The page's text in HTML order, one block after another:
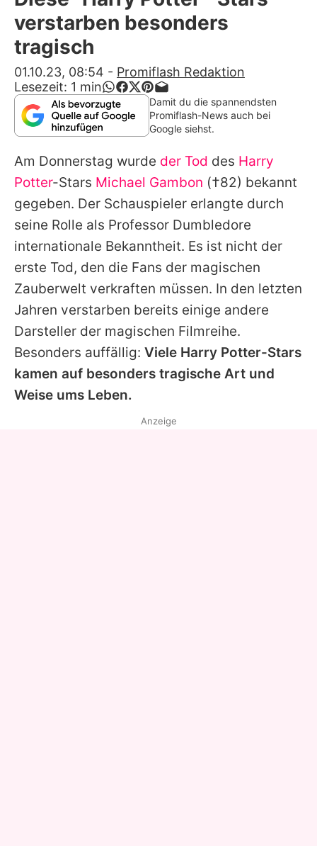
Alle Themen auf Promiflash
App runterladen
Team
Redaktionelle Richtlinien
Impressum
Datenschutzerklärung
Nutzungsbedingungen
Utiq verwalten
verstarben besonders
tragisch
01.10.23, 08:54 - Promiflash Redaktion
Lesezeit: 1 min
Damit du die spannendsten
Promiflash-News auch bei
Google siehst.
Am Donnerstag wurde der Tod des Harry
Potter-Stars Michael Gambon (†82) bekannt
gegeben. Der Schauspieler erlangte durch
seine Rolle als Professor Dumbledore
internationale Bekanntheit. Es ist nicht der
erste Tod, den die Fans der magischen
Zauberwelt verkraften müssen. In den letzten
Jahren verstarben bereits einige andere
Darsteller der magischen Filmreihe.
Besonders auffällig: Viele Harry Potter-Stars
kamen auf besonders tragische Art und
Weise ums Leben.
Anzeige